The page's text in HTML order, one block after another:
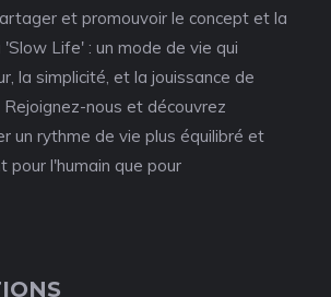
et promouvoir le concept et la
Life' : un mode de vie qui
la simplicité, et la jouissance de
nous et découvrez
un rythme de vie plus équilibré et
pour l'humain que pour